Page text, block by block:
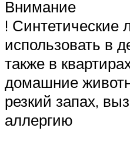
Внимание
! Синтетические
использовать в
также в
домашние
резкий запах,
аллергию